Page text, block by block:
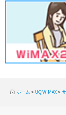
甲信越
北陸
2020年1月(2)
2019年12月(2)
2019年11月(2)
2019年10月(1)
ホーム UQ WiMAX